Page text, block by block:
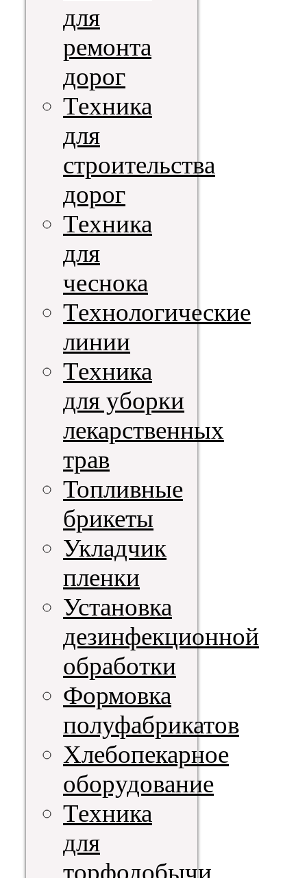
для
ремонта
дорог
Техника
для
строительства
дорог
Техника
для
чеснока
Технологические
линии
Техника
для уборки
лекарственных
трав
Топливные
брикеты
Укладчик
пленки
Установка
дезинфекционной
обработки
Формовка
полуфабрикатов
Хлебопекарное
оборудование
Техника
для
торфодобычи